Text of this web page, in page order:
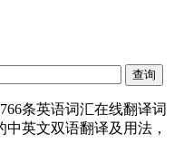
条英语词汇在线翻译词
英文双语翻译及用法，